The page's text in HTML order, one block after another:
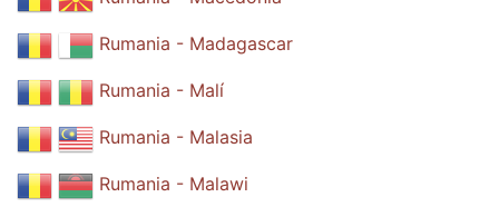
Rumania - Madagascar
Rumania - Malí
Rumania - Malasia
Rumania - Malawi